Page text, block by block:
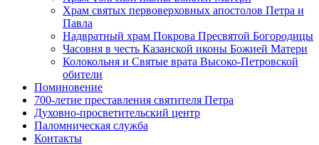
Храм святых первоверховных апостолов Петра и
Павла
Надвратный храм Покрова Пресвятой Богородицы
Часовня в честь Казанской иконы Божией Матери
Колокольня и Святые врата Высоко-Петровской
обители
Поминовение
700-летие преставления святителя Петра
Духовно-просветительский центр
Паломническая служба
Контакты